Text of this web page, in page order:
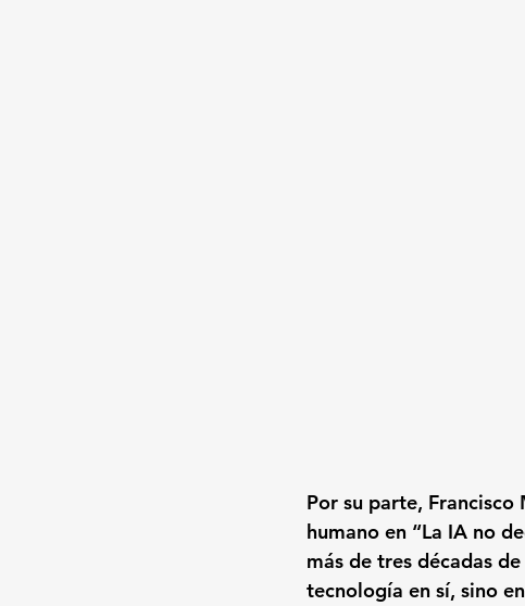
Por su parte,
humano en “La IA no
más de tres décadas
tecnología en sí, sino